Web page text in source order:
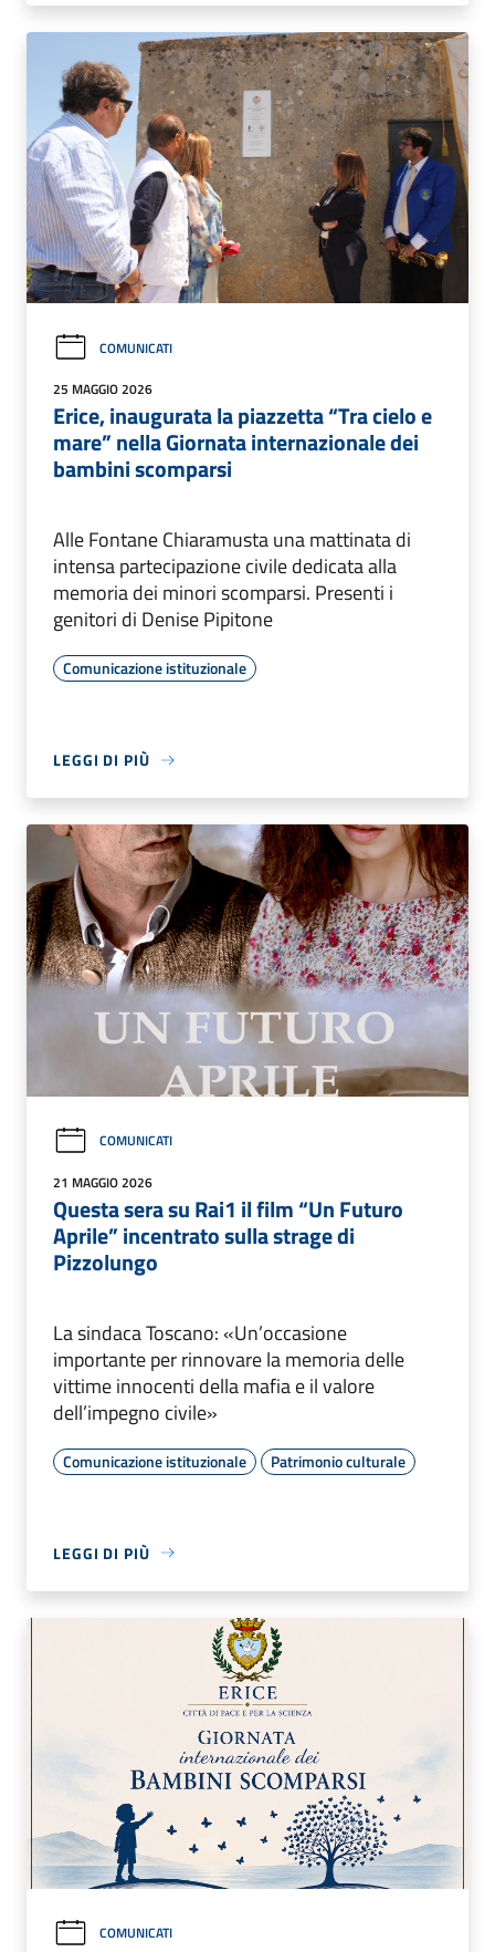
COMUNICATI
25 MAGGIO 2026
Erice, inaugurata la piazzetta “Tra cielo e
mare” nella Giornata internazionale dei
bambini scomparsi
Alle Fontane Chiaramusta una mattinata di
intensa partecipazione civile dedicata alla
memoria dei minori scomparsi. Presenti i
genitori di Denise Pipitone
Comunicazione istituzionale
LEGGI DI PIÙ
COMUNICATI
21 MAGGIO 2026
Questa sera su Rai1 il film “Un Futuro
Aprile” incentrato sulla strage di
Pizzolungo
La sindaca Toscano: «Un’occasione
importante per rinnovare la memoria delle
vittime innocenti della mafia e il valore
dell’impegno civile»
Comunicazione istituzionale Patrimonio culturale
LEGGI DI PIÙ
COMUNICATI